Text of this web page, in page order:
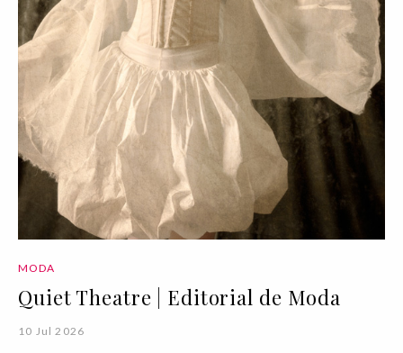
MODA
Quiet Theatre | Editorial de Moda
10 Jul 2026